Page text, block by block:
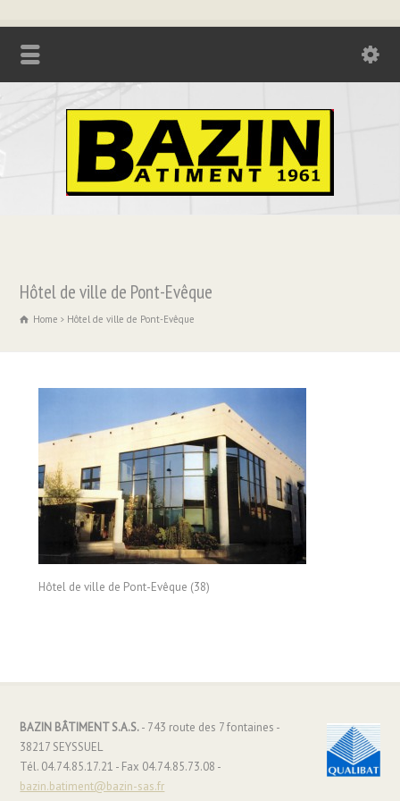
Hôtel de ville de Pont-Evêque
Home Hôtel de ville de Pont-Evêque
Hôtel de ville de Pont-Evêque (38)
BAZIN BÂTIMENT S.A.S.- 743 route des 7 fontaines -
38217 SEYSSUEL
Tél. 04.74.85.17.21 - Fax 04.74.85.73.08 -
bazin.batiment@bazin-sas.fr